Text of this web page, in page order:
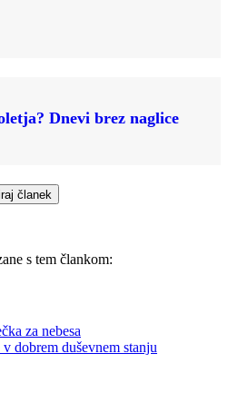
Dnevi brez naglice
članek
s tem člankom:
za nebesa
v dobrem duševnem stanju